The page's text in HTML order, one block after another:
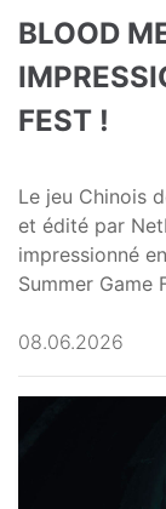
BLOOD
FEST !
Le jeu Chinois
et édité par
impressionné
Summer Game
08.06.2026